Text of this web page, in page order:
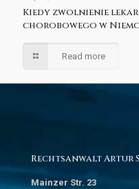
Kiedy zwolnienie
chorobowego w
Read more
Rechtsanwalt Artur
Mainzer Str. 23